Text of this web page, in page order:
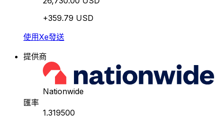
+359.79 USD
使用Xe發送
提供商
Nationwide
匯率
1.319500